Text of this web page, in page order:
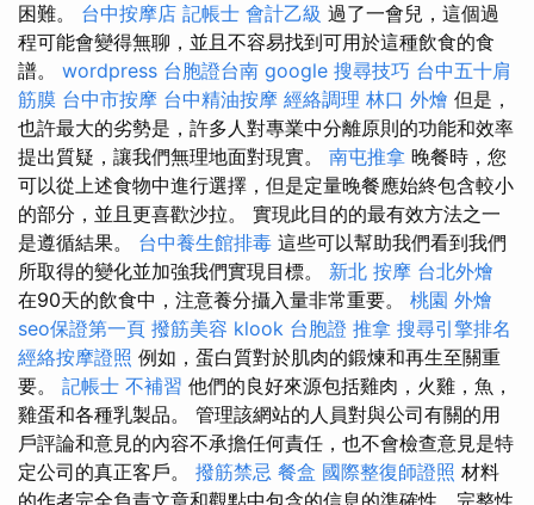
困難。 台中按摩店 記帳士 會計乙級 過了一會兒，這個過
程可能會變得無聊，並且不容易找到可用於這種飲食的食
譜。 wordpress 台胞證台南 google 搜尋技巧 台中五十肩
筋膜 台中市按摩 台中精油按摩 經絡調理 林口 外燴 但是，
也許最大的劣勢是，許多人對專業中分離原則的功能和效率
提出質疑，讓我們無理地面對現實。 南屯推拿 晚餐時，您
可以從上述食物中進行選擇，但是定量晚餐應始終包含較小
的部分，並且更喜歡沙拉。 實現此目的的最有效方法之一
是遵循結果。 台中養生館排毒 這些可以幫助我們看到我們
所取得的變化並加強我們實現目標。 新北 按摩 台北外燴
在90天的飲食中，注意養分攝入量非常重要。 桃園 外燴
seo保證第一頁 撥筋美容 klook 台胞證 推拿 搜尋引擎排名
經絡按摩證照 例如，蛋白質對於肌肉的鍛煉和再生至關重
要。 記帳士 不補習 他們的良好來源包括雞肉，火雞，魚，
雞蛋和各種乳製品。 管理該網站的人員對與公司有關的用
戶評論和意見的內容不承擔任何責任，也不會檢查意見是特
定公司的真正客戶。 撥筋禁忌 餐盒 國際整復師證照 材料
的作者完全負責文章和觀點中包含的信息的準確性，完整性